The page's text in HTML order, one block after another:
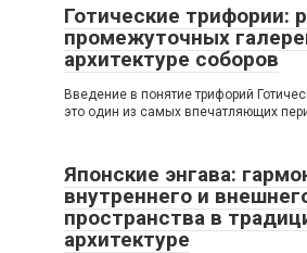
Готические трифории:
промежуточных
архитектуре соборов
Введение в понятие трифорий
это один из самых впечатляющих
Японские энгава:
внутреннего и
пространства в
архитектуре